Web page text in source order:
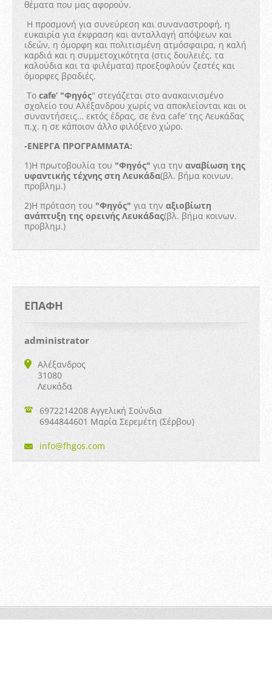
θέματα που μας αφορούν.
Η προσμονή για συνεύρεση και συναναστροφή, η
ευκαιρία για έκφραση και ανταλλαγή απόψεων και
ιδεών, η όμορφη και πολιτισμένη ατμόσφαιρα, η καλή
καρδιά και η συμμετοχικότητα (στις δουλειές, τα
καλούδια και τα φιλέματα) προεξοφλούν ζεστές και
όμορφες βραδιές.
Το cafe’ "Φηγός" στεγάζεται στο ανακαινισμένο
σχολείο του Αλέξανδρου χωρίς να αποκλείονται και οι
συναντήσεις… εκτός έδρας, σε ένα cafe’ της Λευκάδας
π.χ. η σε κάποιον άλλο φιλόξενο χώρο.
-ΕΝΕΡΓΑ ΠΡΟΓΡΑΜΜΑΤΑ:
1)Η πρωτοβουλία του "Φηγός" για την αναβίωση της
υφαντικής τέχνης στη Λευκάδα(βλ. βήμα κοινων.
προβλημ.)
2)Η πρόταση του "Φηγός" για την αξιοβίωτη
ανάπτυξη της ορεινής Λευκάδας(βλ. βήμα κοινων.
προβλημ.)
ΕΠΑΦΉ
administrator
Αλέξανδρος
31080
Λευκάδα
6972214208 Αγγελική Σούνδια
6944844601 Μαρία Σερεμέτη (Σέρβου)
info@fhgos.com